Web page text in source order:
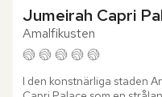
Jumeirah Capri
Amalfikusten
I den konstnärliga staden